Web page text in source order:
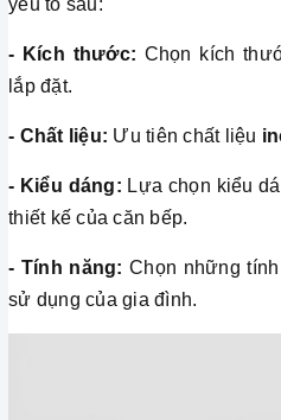
yếu tố sau:
- Kích thước: Chọn kích
lắp đặt.
- Chất liệu: Ưu tiên chất liệu
- Kiểu dáng: Lựa chọn kiểu
thiết kế của căn bếp.
- Tính năng: Chọn những
sử dụng của gia đình.